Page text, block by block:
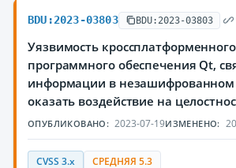
BDU:2023-03803 BDU:2023-03803
Уязвимость
программного обеспечения Qt,
информации в
оказать воздействие на
ОПУБЛИКОВАНО: 2023-07-19ИЗМЕНЕНО:
CVSS 3.x СРЕДНЯЯ 5.3